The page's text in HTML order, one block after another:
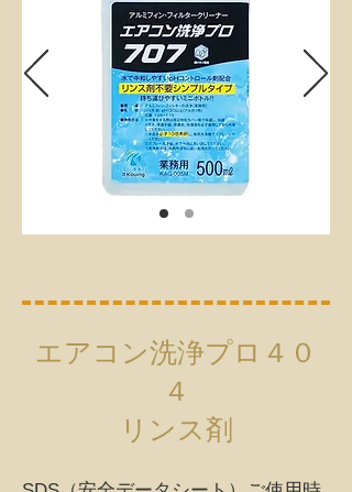
エアコン洗浄プロ４０
４
リンス剤